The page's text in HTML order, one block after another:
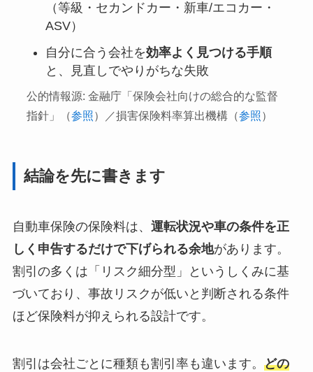
（等級・セカンドカー・新車/エコカー・
ASV）
自分に合う会社を効率よく見つける手順
と、見直しでやりがちな失敗
公的情報源: 金融庁「保険会社向けの総合的な監督
指針」（参照）／損害保険料率算出機構（参照）
結論を先に書きます
自動車保険の保険料は、 運転状況や車の条件を正
しく申告するだけで下げられる余地があります。
割引の多くは「リスク細分型」というしくみに基
づいており、事故リスクが低いと判断される条件
ほど保険料が抑えられる設計です。
割引は会社ごとに種類も割引率も違います。 どの